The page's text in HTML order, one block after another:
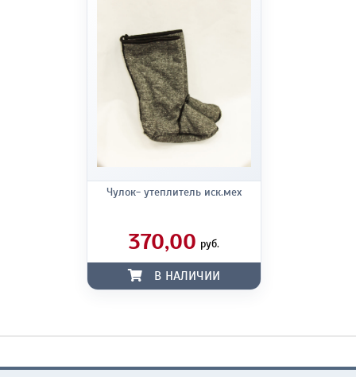
Чулок- утеплитель иск.мех
370,00 руб.
В НАЛИЧИИ